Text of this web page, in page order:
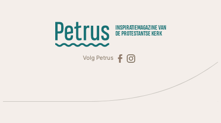
INSPIRATIEMAGAZINE VAN
DE PROTESTANTSE KERK
Volg Petrus